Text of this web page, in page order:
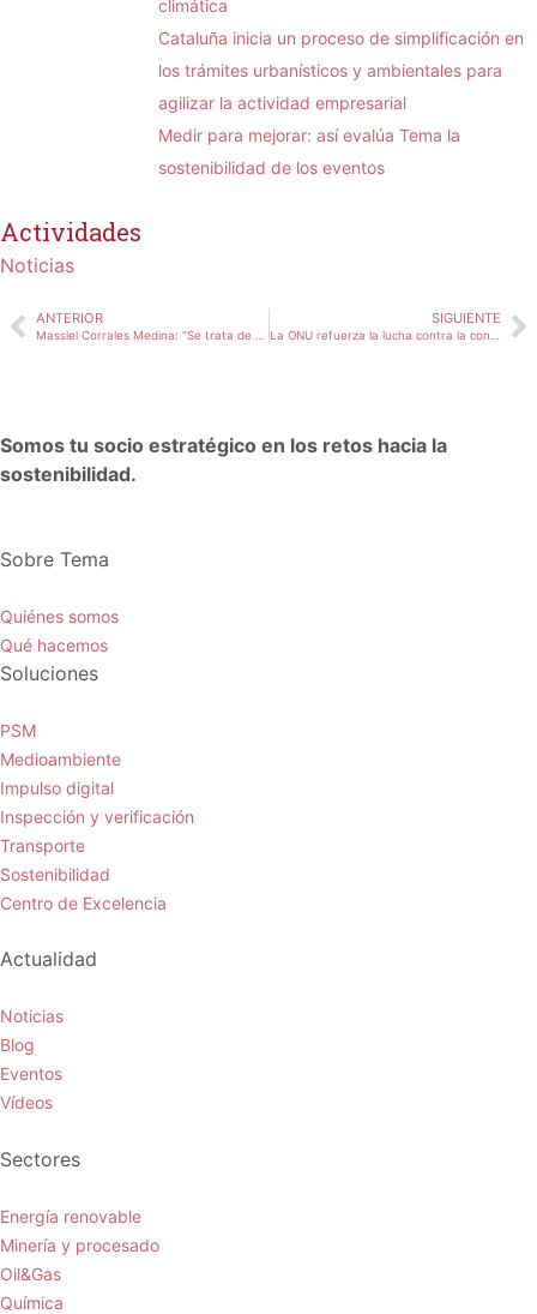
climática
Cataluña inicia un proceso de simplificación en
los trámites urbanísticos y ambientales para
agilizar la actividad empresarial
Medir para mejorar: así evalúa Tema la
sostenibilidad de los eventos
Actividades
Noticias
ANTERIOR SIGUIENTE
Somos tu socio estratégico en los retos hacia la
sostenibilidad.
Sobre Tema
Quiénes somos
Qué hacemos
Soluciones
PSM
Medioambiente
Impulso digital
Inspección y verificación
Transporte
Sostenibilidad
Centro de Excelencia
Actualidad
Noticias
Blog
Eventos
Vídeos
Sectores
Energía renovable
Minería y procesado
Oil&Gas
Química